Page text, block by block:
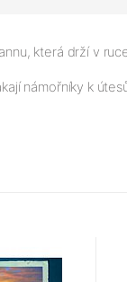
která drží v
námořníky k